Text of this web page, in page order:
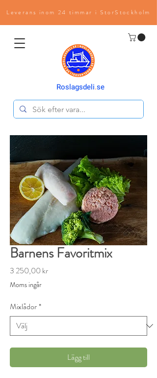
Leverans inom 24 timmar i StorStockholm
Roslagsdeli.se
Barnens Favoritmix
3 250,00 krPris
Moms ingår
Mixlådor*
Lägg till